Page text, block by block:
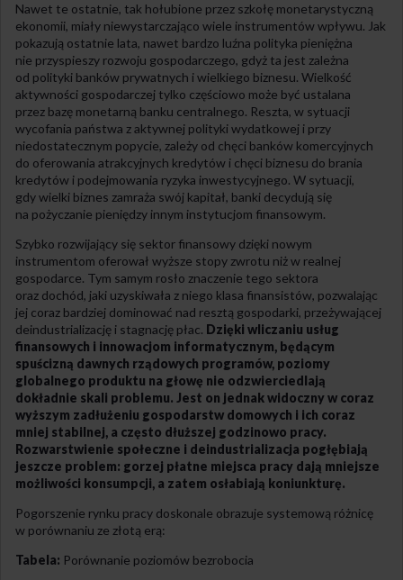
Nawet te ostatnie, tak hołubione przez szkołę monetarystyczną
ekonomii, miały niewystarczająco wiele instrumentów wpływu. Jak
pokazują ostatnie lata, nawet bardzo luźna polityka pieniężna
nie przyspieszy rozwoju gospodarczego, gdyż ta jest zależna
od polityki banków prywatnych i wielkiego biznesu. Wielkość
aktywności gospodarczej tylko częściowo może być ustalana
przez bazę monetarną banku centralnego. Reszta, w sytuacji
wycofania państwa z aktywnej polityki wydatkowej i przy
niedostatecznym popycie, zależy od chęci banków komercyjnych
do oferowania atrakcyjnych kredytów i chęci biznesu do brania
kredytów i podejmowania ryzyka inwestycyjnego. W sytuacji,
gdy wielki biznes zamraża swój kapitał, banki decydują się
na pożyczanie pieniędzy innym instytucjom finansowym.
Szybko rozwijający się sektor finansowy dzięki nowym
instrumentom oferował wyższe stopy zwrotu niż w realnej
gospodarce. Tym samym rosło znaczenie tego sektora
oraz dochód, jaki uzyskiwała z niego klasa finansistów, pozwalając
jej coraz bardziej dominować nad resztą gospodarki, przeżywającej
deindustrializację i stagnację płac. Dzięki wliczaniu usług
finansowych i innowacjom informatycznym, będącym
spuścizną dawnych rządowych programów, poziomy
globalnego produktu na głowę nie odzwierciedlają
dokładnie skali problemu. Jest on jednak widoczny w coraz
wyższym zadłużeniu gospodarstw domowych i ich coraz
mniej stabilnej, a często dłuższej godzinowo pracy.
Rozwarstwienie społeczne i deindustrializacja pogłębiają
jeszcze problem: gorzej płatne miejsca pracy dają mniejsze
możliwości konsumpcji, a zatem osłabiają koniunkturę.
Pogorszenie rynku pracy doskonale obrazuje systemową różnicę
w porównaniu ze złotą erą:
Tabela: Porównanie poziomów bezrobocia